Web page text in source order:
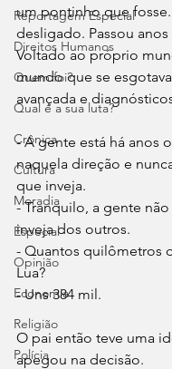
Reportagem Especial
Direitos Humanos
Quem foi?
Qual é a sua luta?
Crônica
Cultura
Moradia
Especial
Opinião
Economia
Religião
Polícia
um pontinho que
desligado. Passou anos
Voltado ao próprio
mundo que se
avançada e
- A gente está há anos
naquela direção e
que inveja.
- Tranquilo, a gente
inveja dos outros.
- Quantos quilômetros
Lua?
- Uns 384 mil.
O pai então teve uma
apegou na decisão.